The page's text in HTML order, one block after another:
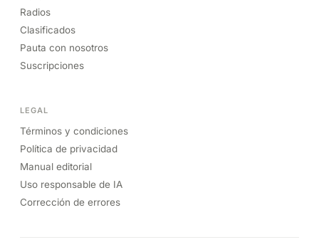
Radios
Clasificados
Pauta con nosotros
Suscripciones
LEGAL
Términos y condiciones
Política de privacidad
Manual editorial
Uso responsable de IA
Corrección de errores